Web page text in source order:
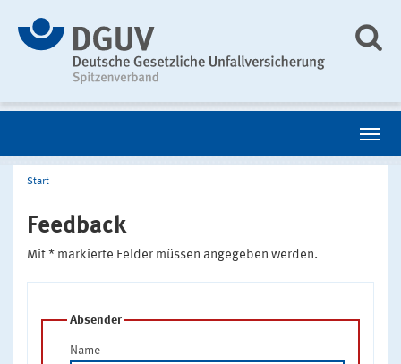
Start
Feedback
Mit * markierte Felder müssen angegeben werden.
Absender
Name